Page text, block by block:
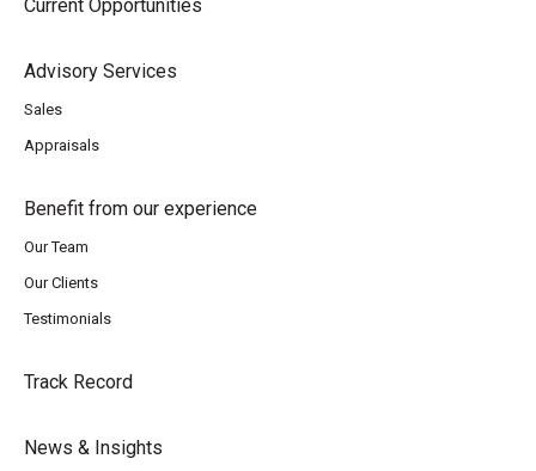
Current Opportunities
Advisory Services
Sales
Appraisals
Benefit from our experience
Our Team
Our Clients
Testimonials
Track Record
News & Insights